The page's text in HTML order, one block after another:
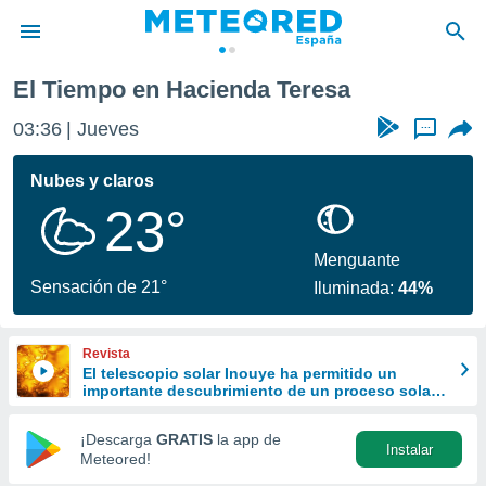
de
por
se
calidad.
a este
las
y
forma
digital
basada
El Tiempo en Hacienda Teresa
03:36 Jueves ...
Nubes y claros
23°
Sensación de 21°
Menguante
Iluminada:44%
Revista
El telescopio solar Inouye ha permitido un
importante descubrimiento de un proceso solar
¡Descarga GRATIS la app de
Meteored!
Instalar